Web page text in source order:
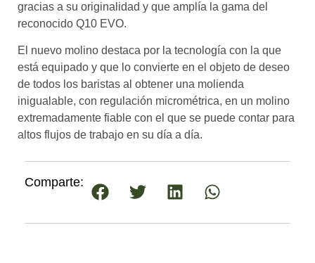
BOLSA DE TRABAJO
¡te imaginas vivir de tu pasión
CONTACTO
¡queremos saber
de ti!
gracias a su originalidad y que amplía la gama del
reconocido Q10 EVO.
El nuevo molino destaca por la tecnología con la que
está equipado y que lo convierte en el objeto de deseo
de todos los baristas al obtener una molienda
inigualable, con regulación micrométrica, en un molino
extremadamente fiable con el que se puede contar para
altos flujos de trabajo en su día a día.
Comparte: